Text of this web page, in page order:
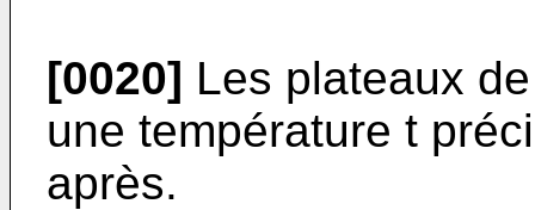
[0020] Les plateaux
une température t
après.